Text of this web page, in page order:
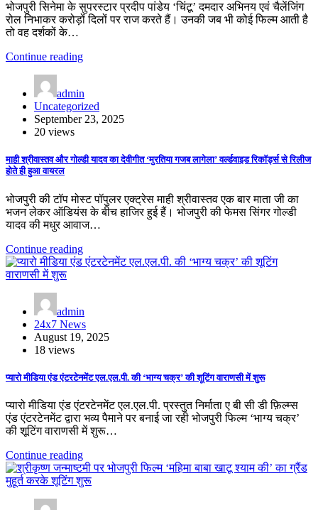
भोजपुरी सिनेमा के सुपरस्टार प्रदीप पांडेय ‘चिंटू’ दमदार अभिनय एवं चैलेंजिंग
रोल निभाकर करोड़ों दिलों पर राज करते हैं। उनकी जब भी कोई फिल्म आती है
तो वह दर्शकों के…
Continue reading
admin
Uncategorized
September 23, 2025
20 views
माही श्रीवास्तव और गोल्डी यादव का देवीगीत ‘मुरतिया गजब लागेला’ वर्ल्डवाइड रिकॉर्ड्स से रिलीज
होते ही हुआ वायरल
भोजपुरी की टॉप मोस्ट पॉपुलर एक्ट्रेस माही श्रीवास्तव एक बार माता जी का
भजन लेकर ऑडियंस के बीच हाजिर हुई हैं। भोजपुरी की फेमस सिंगर गोल्डी
यादव की मधुर आवाज…
Continue reading
admin
24x7 News
August 19, 2025
18 views
प्यारो मीडिया एंड एंटरटेनमेंट एल.एल.पी. की ‘भाग्य चक्र’ की शूटिंग वाराणसी में शुरू
प्यारो मीडिया एंड एंटरटेनमेंट एल.एल.पी. प्रस्तुत निर्माता ए बी सी डी फ़िल्म्स
एंड एंटरटेनमेंट द्वारा भव्य पैमाने पर बनाई जा रही भोजपुरी फिल्म ‘भाग्य चक्र’
की शूटिंग वाराणसी में शुरू…
Continue reading